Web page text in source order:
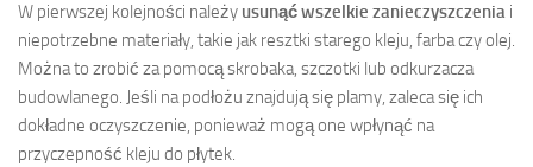
W pierwszej kolejności należy usunąć wszelkie zanieczyszczenia i
niepotrzebne materiały, takie jak resztki starego kleju, farba czy olej.
Można to zrobić za pomocą skrobaka, szczotki lub odkurzacza
budowlanego. Jeśli na podłożu znajdują się plamy, zaleca się ich
dokładne oczyszczenie, ponieważ mogą one wpłynąć na
przyczepność kleju do płytek.